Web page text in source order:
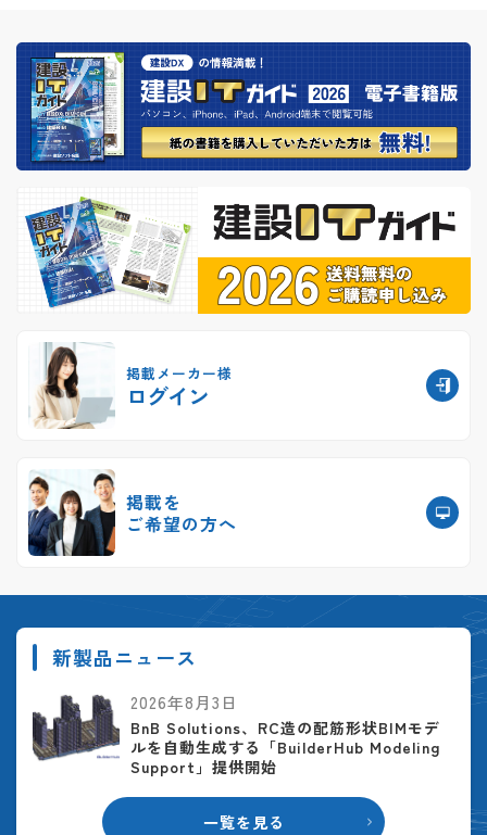
掲載メーカー様
ログイン
掲載を
ご希望の方へ
新製品ニュース
一覧を見る
2026年8月3日
BnB Solutions、RC造の配筋形状BIMモデ
ルを自動生成する「BuilderHub Modeling
Support」提供開始